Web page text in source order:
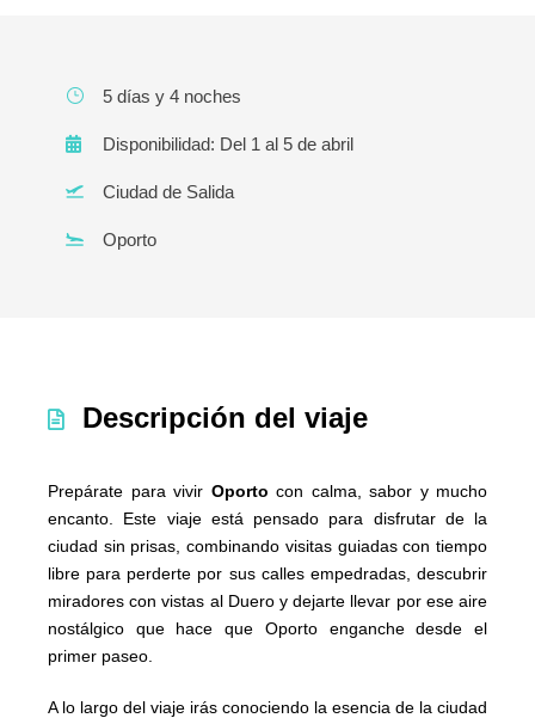
5 días y 4 noches
Disponibilidad: Del 1 al 5 de abril
Ciudad de Salida
Oporto
Descripción del viaje
Prepárate para vivir Oporto con calma, sabor y mucho
encanto. Este viaje está pensado para disfrutar de la
ciudad sin prisas, combinando visitas guiadas con tiempo
libre para perderte por sus calles empedradas, descubrir
miradores con vistas al Duero y dejarte llevar por ese aire
nostálgico que hace que Oporto enganche desde el
primer paseo.
A lo largo del viaje irás conociendo la esencia de la ciudad